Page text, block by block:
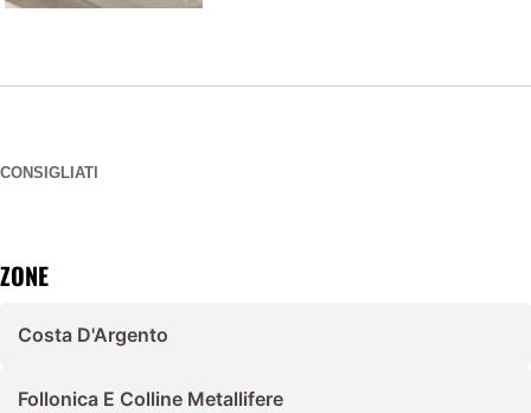
CONSIGLIATI
ZONE
Costa D'Argento
Follonica E Colline Metallifere